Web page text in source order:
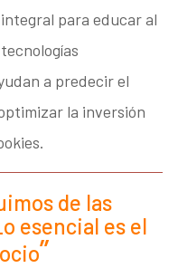
para educar al
a predecir el
la inversión
de las
esencial es el